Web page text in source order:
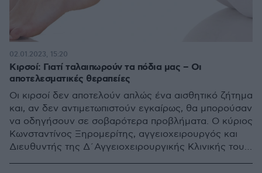
Κιρσοί: Γιατί ταλαιπωρούν τα πόδια μας – Οι
αποτελεσματικές θεραπείες
Οι κιρσοί δεν αποτελούν απλώς ένα αισθητικό ζήτημα
και, αν δεν αντιμετωπιστούν εγκαίρως, θα μπορούσαν
να οδηγήσουν σε σοβαρότερα προβλήματα. Ο κύριος
Κωνσταντίνος Ξηρομερίτης, αγγειοχειρουργός και
Διευθυντής της Δ´Αγγειοχειρουργικής Κλινικής του
02.01.2023, 15:20